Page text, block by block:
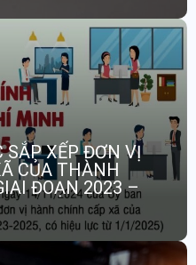
SẮP XẾP ĐƠN VỊ
CỦA THÀNH
ĐOẠN 2023 –